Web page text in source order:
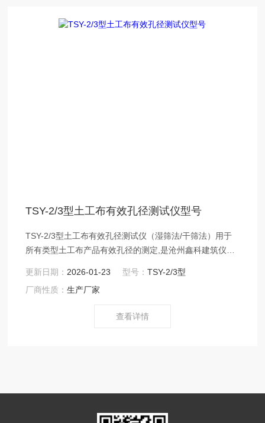
TSY-2/3型土工布有效孔径测试仪型号
TSY-2/3型土工布有效孔径测试仪（湿筛法/干筛法）用于
所有类型土工布产品有效孔径的测定,是沧州鑫科建筑仪器
效孔径的测定——湿筛法》标准要求设计生产的。土工布
有效孔径测试仪型号
更新日期： 2026-01-23 型号：TSY-2/3型
厂商性质：生产厂家
查看详情